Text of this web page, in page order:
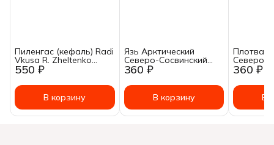
550 ₽
Пиленгас (кефаль) Radi
Vkusa R. Zheltenko
обжаренный в
томатном соусе 215 г
В корзину
360 ₽
Язь Арктический
Северо-Сосвинский
натуральный 230г
В корзину
360 ₽
Плотва
Северо-
В